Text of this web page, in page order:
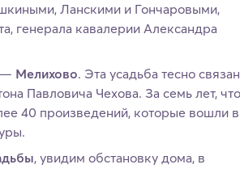
Ланскими и Гончаровыми,
генерала кавалерии Александра
— Мелихово. Эта усадьба тесно
Павловича Чехова. За семь лет, что
40 произведений, которые вошли в
, увидим обстановку дома, в